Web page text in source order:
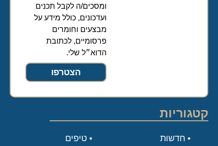
ומסכים/ה לקבל תכנים
ועדכונים, כולל מידע על
מבצעים וחומרים
פרסומיים, לכתובת
הדוא״ל שלי.
הצטרפו
קטגוריות
טיפים
חדשות